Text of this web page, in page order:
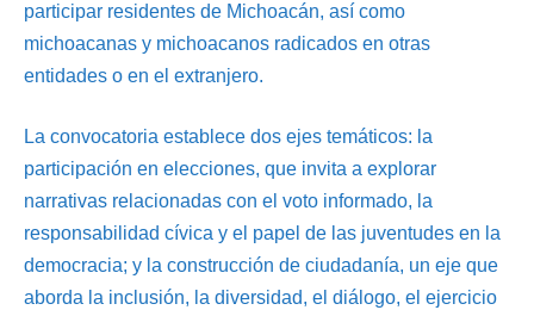
participar residentes de Michoacán, así como
michoacanas y michoacanos radicados en otras
entidades o en el extranjero.
La convocatoria establece dos ejes temáticos: la
participación en elecciones, que invita a explorar
narrativas relacionadas con el voto informado, la
responsabilidad cívica y el papel de las juventudes en la
democracia; y la construcción de ciudadanía, un eje que
aborda la inclusión, la diversidad, el diálogo, el ejercicio